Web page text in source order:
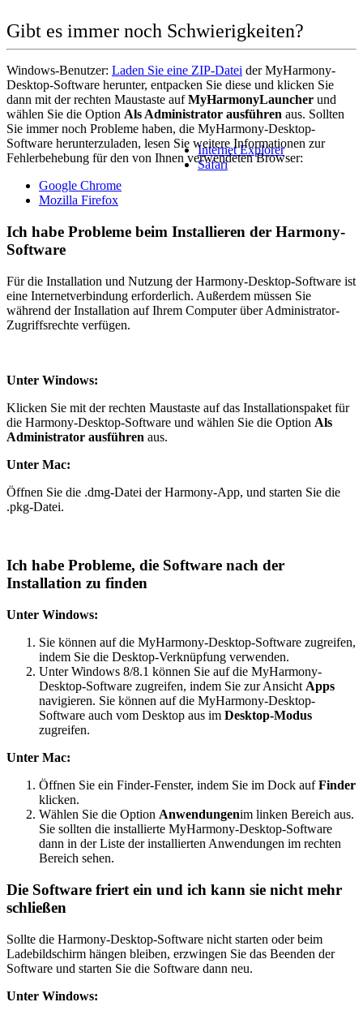
Gibt es immer noch Schwierigkeiten?
Windows-Benutzer: Laden Sie eine ZIP-Datei der MyHarmony-
Desktop-Software herunter, entpacken Sie diese und klicken Sie
dann mit der rechten Maustaste aufMyHarmonyLauncher und
wählen Sie die Option Als Administrator ausführen aus. Sollten
Sie immer noch Probleme haben, die MyHarmony-Desktop-
Software herunterzuladen, lesen Sie weitere Informationen zur
Fehlerbehebung für den von Ihnen verwendeten Browser:
Google Chrome
Mozilla Firefox
Internet Explorer
Safari
Ich habe Probleme beim Installieren der Harmony-
Software
Für die Installation und Nutzung der Harmony-Desktop-Software ist
eine Internetverbindung erforderlich. Außerdem müssen Sie
während der Installation auf Ihrem Computer über Administrator-
Zugriffsrechte verfügen.
Unter Windows:
Klicken Sie mit der rechten Maustaste auf das Installationspaket für
die Harmony-Desktop-Software und wählen Sie die Option Als
Administrator ausführen aus.
Unter Mac:
Öffnen Sie die .dmg-Datei der Harmony-App, und starten Sie die
.pkg-Datei.
Ich habe Probleme, die Software nach der
Installation zu finden
Unter Windows:
Sie können auf die MyHarmony-Desktop-Software zugreifen,
indem Sie die Desktop-Verknüpfung verwenden.
Unter Windows 8/8.1 können Sie auf die MyHarmony-
Desktop-Software zugreifen, indem Sie zur Ansicht Apps
navigieren. Sie können auf die MyHarmony-Desktop-
Software auch vom Desktop aus im Desktop-Modus
zugreifen.
Unter Mac:
Öffnen Sie ein Finder-Fenster, indem Sie im Dock aufFinder
klicken.
Wählen Sie die Option Anwendungenim linken Bereich aus.
Sie sollten die installierte MyHarmony-Desktop-Software
dann in der Liste der installierten Anwendungen im rechten
Bereich sehen.
Die Software friert ein und ich kann sie nicht mehr
schließen
Sollte die Harmony-Desktop-Software nicht starten oder beim
Ladebildschirm hängen bleiben, erzwingen Sie das Beenden der
Software und starten Sie die Software dann neu.
Unter Windows: